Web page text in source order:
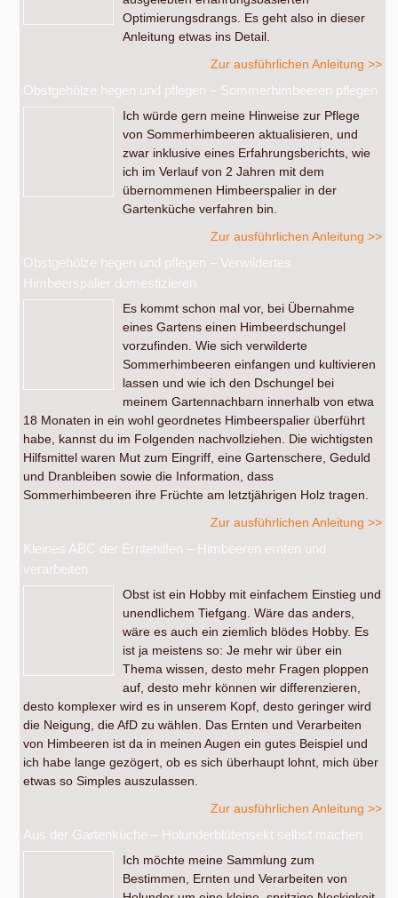
Optimierungsdrangs. Es geht also in dieser
Anleitung etwas ins Detail.
Zur ausführlichen Anleitung >>
Obstgehölze hegen und pflegen – Sommerhimbeeren pflegen
Ich würde gern meine Hinweise zur Pflege
von Sommerhimbeeren aktualisieren, und
zwar inklusive eines Erfahrungsberichts, wie
ich im Verlauf von 2 Jahren mit dem
übernommenen Himbeerspalier in der
Gartenküche verfahren bin.
Zur ausführlichen Anleitung >>
Obstgehölze hegen und pflegen – Verwildertes
Himbeerspalier domestizieren
Es kommt schon mal vor, bei Übernahme
eines Gartens einen Himbeerdschungel
vorzufinden. Wie sich verwilderte
Sommerhimbeeren einfangen und kultivieren
lassen und wie ich den Dschungel bei
meinem Gartennachbarn innerhalb von etwa
18 Monaten in ein wohl geordnetes Himbeerspalier überführt
habe, kannst du im Folgenden nachvollziehen. Die wichtigsten
Hilfsmittel waren Mut zum Eingriff, eine Gartenschere, Geduld
und Dranbleiben sowie die Information, dass
Sommerhimbeeren ihre Früchte am letztjährigen Holz tragen.
Zur ausführlichen Anleitung >>
Kleines ABC der Erntehilfen – Himbeeren ernten und
verarbeiten
Obst ist ein Hobby mit einfachem Einstieg und
unendlichem Tiefgang. Wäre das anders,
wäre es auch ein ziemlich blödes Hobby. Es
ist ja meistens so: Je mehr wir über ein
Thema wissen, desto mehr Fragen ploppen
auf, desto mehr können wir differenzieren,
desto komplexer wird es in unserem Kopf, desto geringer wird
die Neigung, die AfD zu wählen. Das Ernten und Verarbeiten
von Himbeeren ist da in meinen Augen ein gutes Beispiel und
ich habe lange gezögert, ob es sich überhaupt lohnt, mich über
etwas so Simples auszulassen.
Zur ausführlichen Anleitung >>
Aus der Gartenküche – Holunderblütensekt selbst machen
Ich möchte meine Sammlung zum
Bestimmen, Ernten und Verarbeiten von